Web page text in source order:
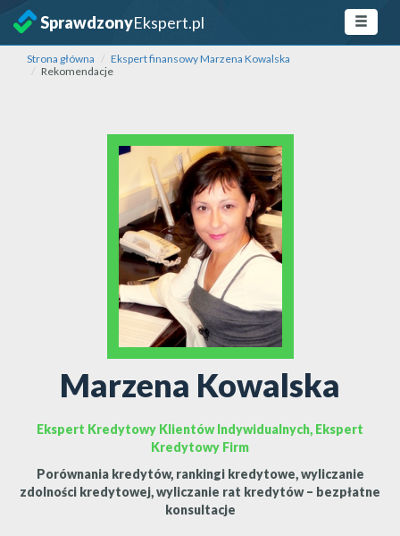
SprawdzonyEkspert.pl
Strona główna
Ekspert finansowy Marzena Kowalska
Rekomendacje
Marzena Kowalska
Ekspert Kredytowy Klientów Indywidualnych, Ekspert
Kredytowy Firm
Porównania kredytów, rankingi kredytowe, wyliczanie
zdolności kredytowej, wyliczanie rat kredytów – bezpłatne
konsultacje